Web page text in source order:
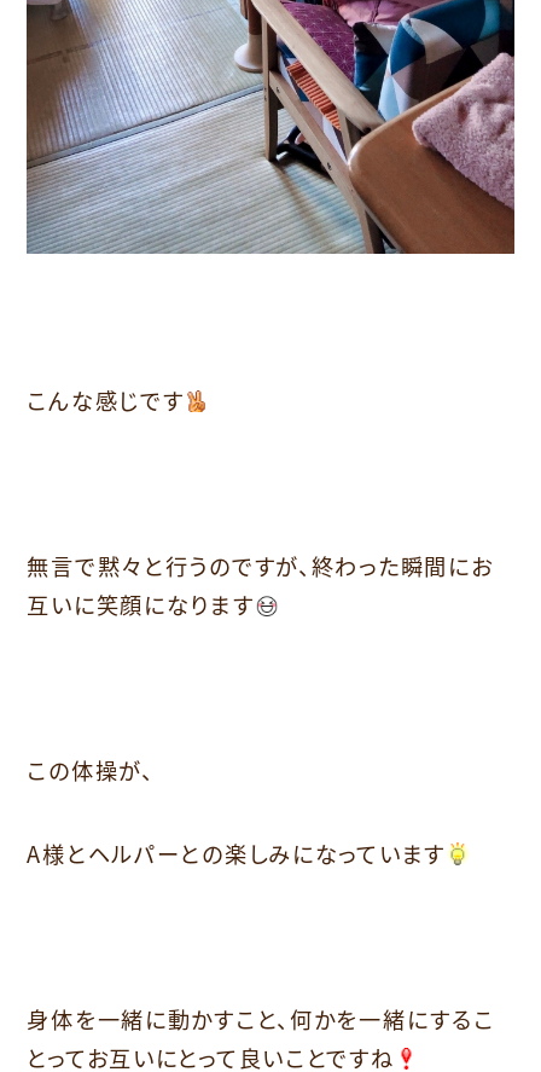
こんな感じです
無言で黙々と行うのですが、終わった瞬間にお
互いに笑顔になります
この体操が、
A様とヘルパーとの楽しみになっています
身体を一緒に動かすこと、何かを一緒にするこ
とってお互いにとって良いことですね